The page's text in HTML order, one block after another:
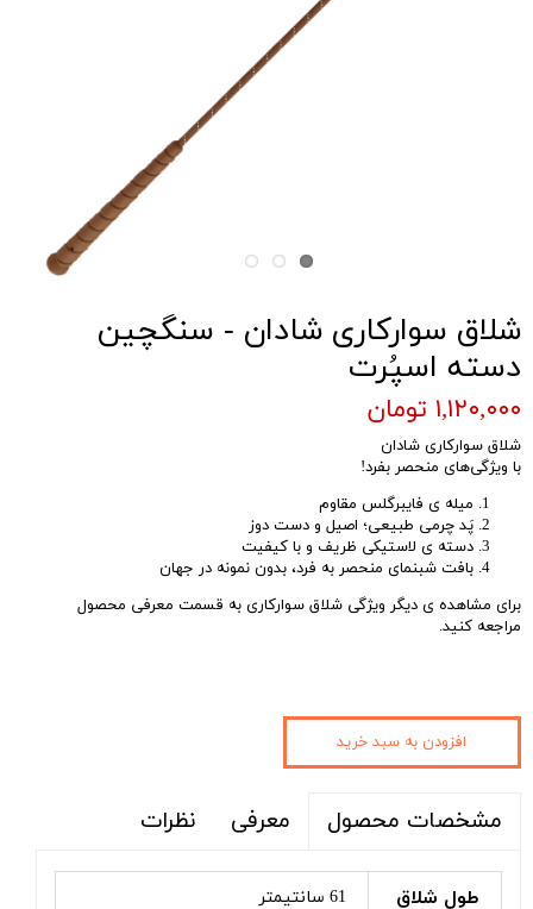
شلاق سوارکاری شادان - سنگچین
دسته اسپُرت
۱,۱۲۰,۰۰۰ تومان
شلاق سوارکاری شادان
با ویژگی‌های منحصر بفرد!
میله ی فایبرگلس مقاوم
پَد چرمی طبیعی؛ اصیل و دست دوز
دسته ی لاستیکی ظریف و با کیفیت
بافت شبنمای منحصر به فرد، بدون نمونه در جهان
برای مشاهده ی دیگر ویژگی شلاق سوارکاری به قسمت معرفی محصول
مراجعه کنید.
افزودن به سبد خرید
مشخصات محصول معرفی نظرات
طول شلاق 61 سانتیمتر